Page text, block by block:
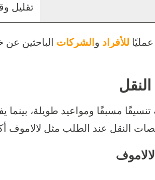
تقليل
للأفراد و الشركات الباحثين
النقل
تنسيقًا مسبقًا ومواعيد طويلة،
النقل عند الطلب مثل لالاموف